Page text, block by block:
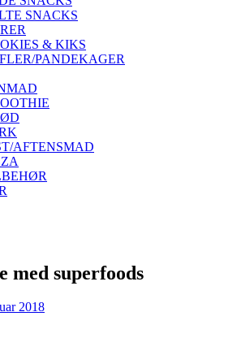
SNACKS
& KIKS
PANDEKAGER
AFTENSMAD
med superfoods
2018